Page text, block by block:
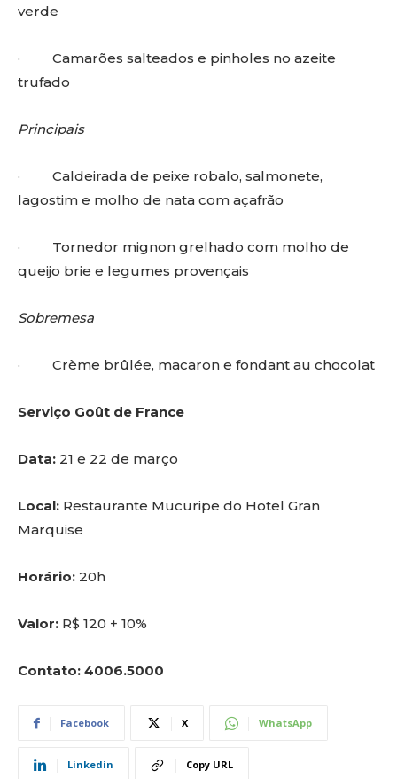
verde
· Camarões salteados e pinholes no azeite
trufado
Principais
· Caldeirada de peixe robalo, salmonete,
lagostim e molho de nata com açafrão
· Tornedor mignon grelhado com molho de
queijo brie e legumes provençais
Sobremesa
· Crème brûlée, macaron e fondant au chocolat
Serviço Goût de France
Data: 21 e 22 de março
Local: Restaurante Mucuripe do Hotel Gran
Marquise
Horário: 20h
Valor: R$ 120 + 10%
Contato: 4006.5000
Facebook X WhatsApp
Linkedin Copy URL